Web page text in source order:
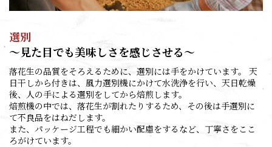
選別
～見た目でも美味しさを感じさせる～
落花生の品質をそろえるために、選別には手をかけています。 天
日干しから付きは、風力選別機にかけて水洗浄を行い、天日乾燥
後、人の手による選別をしてから焙煎します。
焙煎機の中では、落花生が割れたりするため、その後は手選別に
て不良品をはねだします。
また、パッケージ工程でも細かい配慮をするなど、丁寧さをここ
ろがけています。